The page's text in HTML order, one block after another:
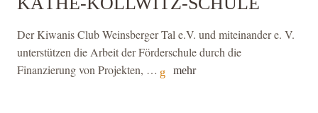
Der Kiwanis Club Weinsberger Tal e.V. und miteinander e. V.
unterstützen die Arbeit der Förderschule durch die
Finanzierung von Projekten, …
mehr